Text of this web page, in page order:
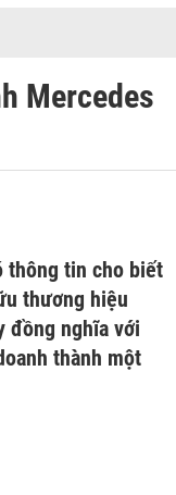
Mercedes
thông tin cho biết
thương hiệu
đồng nghĩa với
thành một